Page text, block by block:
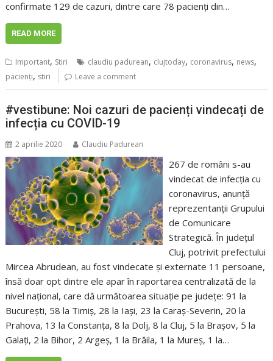
confirmate 129 de cazuri, dintre care 78 pacienți din…
READ MORE
Important, Stiri claudiu padurean, clujtoday, coronavirus, news,
pacienţi, stiri Leave a comment
#vestibune: Noi cazuri de pacienți vindecați de
infecția cu COVID-19
2 aprilie 2020 Claudiu Padurean
267 de români s-au
vindecat de infecția cu
coronavirus, anunță
reprezentanții Grupului
de Comunicare
Strategică. În județul
Cluj, potrivit prefectului
Mircea Abrudean, au fost vindecate și externate 11 persoane,
însă doar opt dintre ele apar în raportarea centralizată de la
nivel național, care dă următoarea situație pe județe: 91 la
București, 58 la Timiș, 28 la Iași, 23 la Caraș-Severin, 20 la
Prahova, 13 la Constanța, 8 la Dolj, 8 la Cluj, 5 la Brașov, 5 la
Galați, 2 la Bihor, 2 Argeș, 1 la Brăila, 1 la Mureș, 1 la…